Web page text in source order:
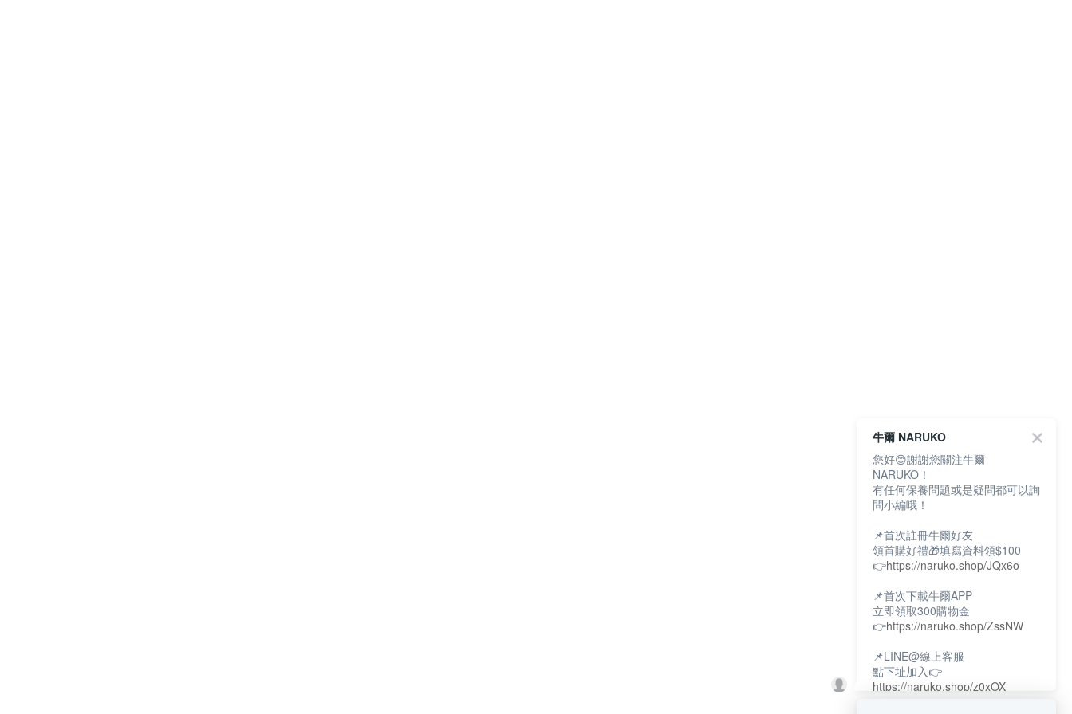
牛爾 NARUKO
您好😊謝謝您關注牛爾
NARUKO！
有任何保養問題或是疑問都可以詢
問小編哦！
📌首次註冊牛爾好友
領首購好禮🎁填寫資料領$100
👉https://naruko.shop/JQx6o
📌首次下載牛爾APP
立即領取300購物金
👉https://naruko.shop/ZssNW
📌LINE@線上客服
點下址加入👉
https://naruko.shop/z0xOX